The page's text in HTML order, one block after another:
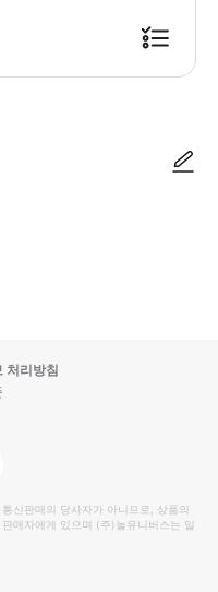
처리방침
신판매의 당사자가 아니므로, 상품의
매자에게 있으며 (주)놀유니버스는 일